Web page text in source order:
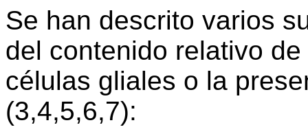
Se han descrito varios
del contenido relativo
células gliales o la
(3,4,5,6,7):